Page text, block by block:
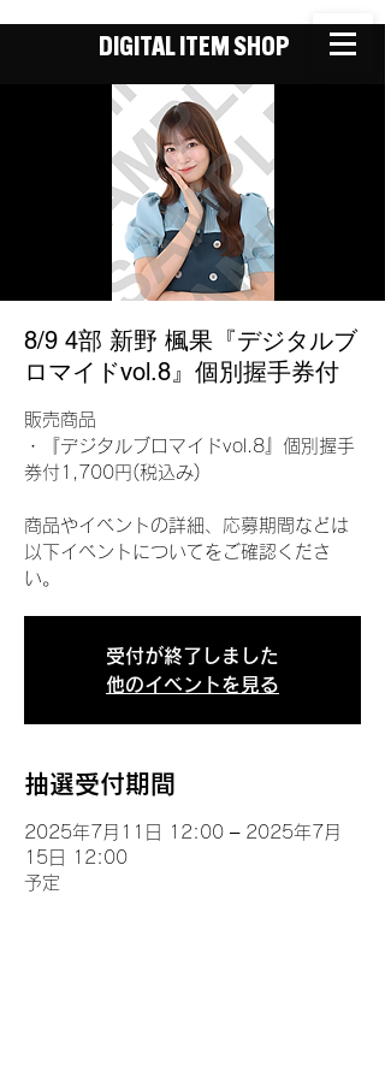
DIGITAL ITEM SHOP
8/9 4部 新野 楓果『デジタルブ
ロマイドvol.8』個別握手券付
販売商品
・『デジタルブロマイドvol.8』個別握手
券付1,700円(税込み)
商品やイベントの詳細、応募期間などは
以下イベントについてをご確認くださ
い。
受付が終了しました
他のイベントを見る
抽選受付期間
2025年7月11日 12:00 – 2025年7月
15日 12:00
予定